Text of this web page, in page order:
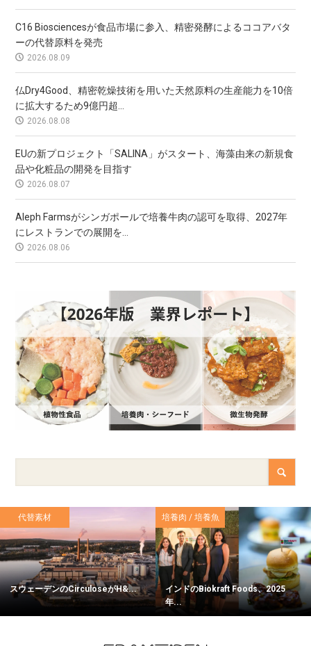
C16 Biosciencesが食品市場に参入、精密発酵によるココアバタ
ーの代替原料を発売
2026.08.09
仏Dry4Good、精密乾燥技術を用いた天然原料の生産能力を10倍
に拡大するため9億円超...
2026.08.08
EUの新プロジェクト「SALINA」がスタート、海藻由来の新規食
品や化粧品の開発を目指す
2026.08.07
Aleph Farmsがシンガポールで培養牛肉の認可を取得、2027年
にレストランでの展開を...
2026.08.06
代替素材
スウェーデンのCirculoseがH&...
培養肉 / 培養魚
インドのBiokraft Foods、2025
年...